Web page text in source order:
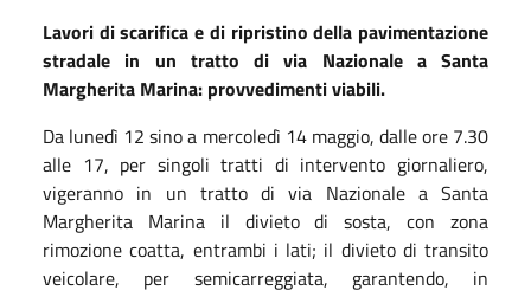
Lavori di scarifica e di ripristino della pavimentazione
stradale in un tratto di via Nazionale a Santa
Margherita Marina: provvedimenti viabili.
Da lunedì 12 sino a mercoledì 14 maggio, dalle ore 7.30
alle 17, per singoli tratti di intervento giornaliero,
vigeranno in un tratto di via Nazionale a Santa
Margherita Marina il divieto di sosta, con zona
rimozione coatta, entrambi i lati; il divieto di transito
veicolare, per semicarreggiata, garantendo, in